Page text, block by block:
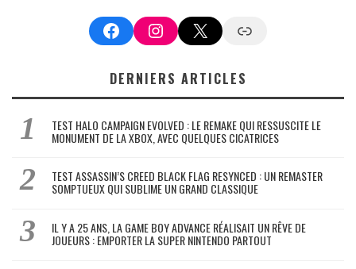
FacebookInstagram
X Google News
DERNIERS ARTICLES
TEST HALO CAMPAIGN EVOLVED : LE REMAKE QUI RESSUSCITE LE
MONUMENT DE LA XBOX, AVEC QUELQUES CICATRICES
TEST ASSASSIN’S CREED BLACK FLAG RESYNCED : UN REMASTER
SOMPTUEUX QUI SUBLIME UN GRAND CLASSIQUE
IL Y A 25 ANS, LA GAME BOY ADVANCE RÉALISAIT UN RÊVE DE
JOUEURS : EMPORTER LA SUPER NINTENDO PARTOUT